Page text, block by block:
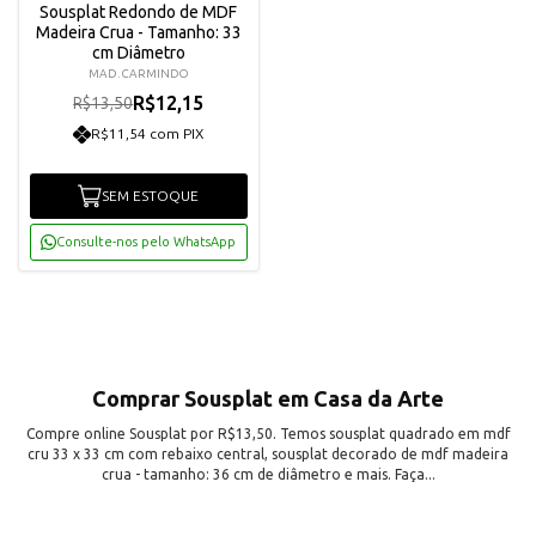
Sousplat Redondo de MDF
Madeira Crua - Tamanho: 33
cm Diâmetro
MAD. CARMINDO
R$13,50R$12,15
R$11,54 com PIX
SEM ESTOQUE
Consulte-nos pelo WhatsApp
Comprar Sousplat em Casa da Arte
Compre online Sousplat por R$13,50. Temos sousplat quadrado em mdf
cru 33 x 33 cm com rebaixo central, sousplat decorado de mdf madeira
crua - tamanho: 36 cm de diâmetro e mais. Faça...